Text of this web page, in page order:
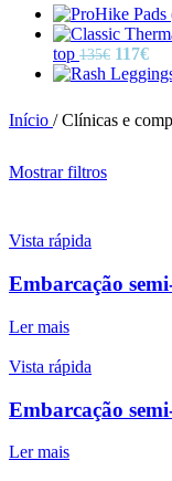
range:
125€
through
138€
top 135€ O
preço
era:
117€O
é:
Início / Clínicas e
Mostrar filtros
Vista rápida
Embarcação
Ler mais
Vista rápida
Embarcação
Ler mais